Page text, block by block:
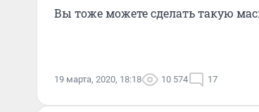
Вы тоже можете сделать такую
19 марта, 2020, 18:18 10 574 17